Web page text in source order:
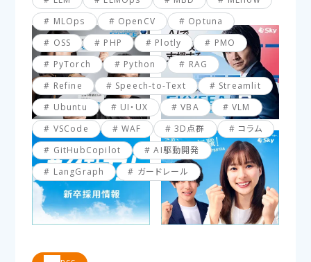
MLOps
OpenCV
Optuna
OSS
PHP Plotly
PMO
PyTorch
Python
RAG
Refine
Speech-to-Text
Streamlit
Ubuntu
UI・UX VBA
VLM
VSCode
WAF 3D点群
コラム
GitHubCopilot
AI駆動開発
LangGraph
ガードレール